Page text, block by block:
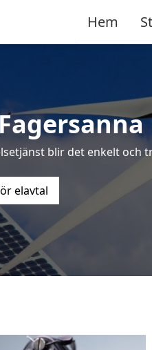
Hem
blir det enkelt och
elavtal